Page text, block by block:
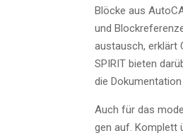
Blö­cke aus
und
aus­tausch, erklärt
SPIRIT bie­ten
die
Auch für das
gen auf. Kom­plett